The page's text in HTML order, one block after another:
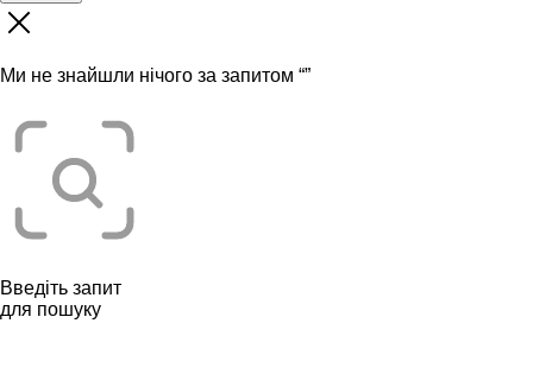
Ми не знайшли нічого за запитом “”
Введіть запит
для пошуку